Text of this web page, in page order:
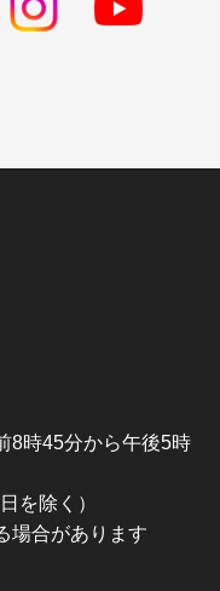
8時45分から午後5時
を除く）
場合があります